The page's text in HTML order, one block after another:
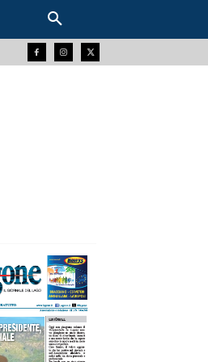
Telegram